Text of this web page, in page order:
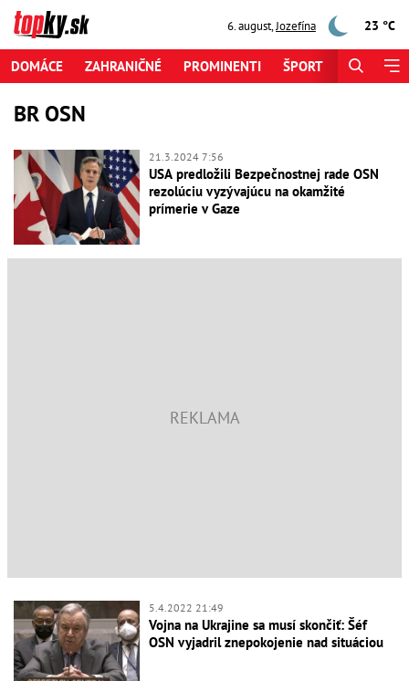
6. august,Jozefína 23 °C
DOMÁCE ZAHRANIČNÉ PROMINENTI ŠPORT
BR OSN
21.3.2024 7:56
USA predložili Bezpečnostnej rade OSN
rezolúciu vyzývajúcu na okamžité
prímerie v Gaze
5.4.2022 21:49
Vojna na Ukrajine sa musí skončiť: Šéf
OSN vyjadril znepokojenie nad situáciou